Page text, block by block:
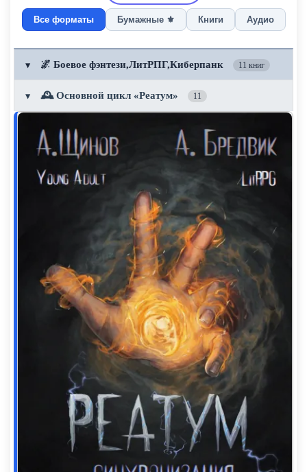
Все форматы Бумажные ⚜️ Книги Аудио
▼ 🌌 Боевое фэнтези,ЛитРПГ,Киберпанк 11 книг
▼ 🕰️ Основной цикл «Реатум» 11